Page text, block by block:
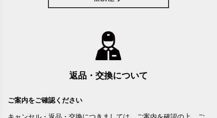
返品・交換について
ご案内をご確認ください